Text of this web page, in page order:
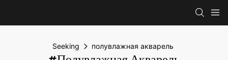
Seeking полувлажная акварель